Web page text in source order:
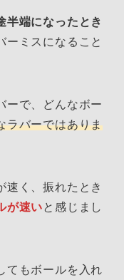
半端になったとき
ーミスになること
ーで、どんなボー
ラバーではありま
速く、振れたとき
が速いと感じまし
てもボールを入れ